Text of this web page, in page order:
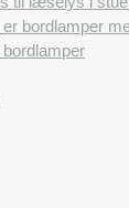
bordlamper